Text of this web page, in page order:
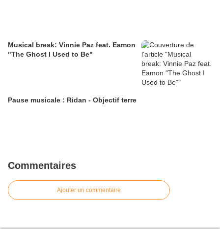
Musical break: Vinnie Paz feat. Eamon
"The Ghost I Used to Be"
Pause musicale : Ridan - Objectif terre
Commentaires
Ajouter un commentaire